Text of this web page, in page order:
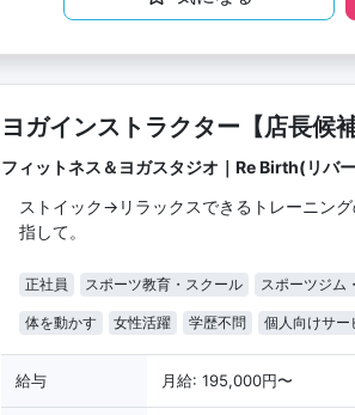
ヨガインストラクター【店長候補
フィットネス＆ヨガスタジオ｜Re Birth(リバ
ストイック→リラックスできるトレーニング
指して。
正社員 スポーツ教育・スクール スポーツジム
体を動かす 女性活躍 学歴不問 個人向けサー
給与 月給: 195,000円〜